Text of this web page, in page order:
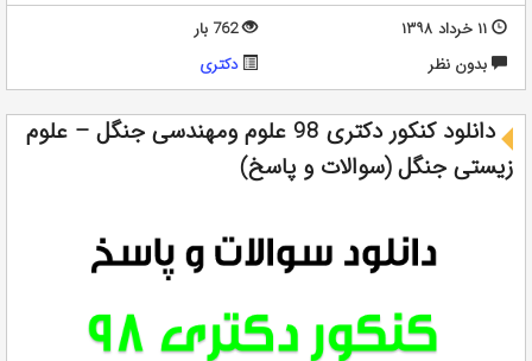
۱۱ خرداد ۱۳۹۸
762 بار
بدون نظر
دکتری
دانلود کنکور دکتری 98 علوم ومهندسی جنگل – علوم
زیستی جنگل (سوالات و پاسخ)